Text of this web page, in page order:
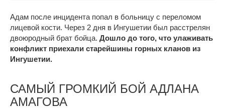
Адам после инцидента попал в больницу с переломом
лицевой кости. Через 2 дня в Ингушетии был расстрелян
двоюродный брат бойца. Дошло до того, что улаживать
конфликт приехали старейшины горных кланов из
Ингушетии.
САМЫЙ ГРОМКИЙ БОЙ АДЛАНА
АМАГОВА